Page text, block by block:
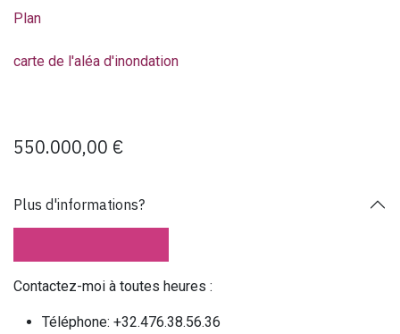
Plan
carte de l'aléa d'inondation
550.000,00 €
Plus d'informations?
Contactez-moi à toutes heures :
Téléphone: +32.476.38.56.36